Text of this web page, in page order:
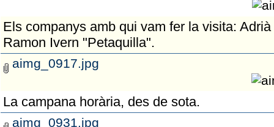
Els companys amb qui vam fer la visita:
Ramon Ivern "Petaquilla".
aimg_0917.jpg
La campana horària, des de sota.
aimg_0931.jpg